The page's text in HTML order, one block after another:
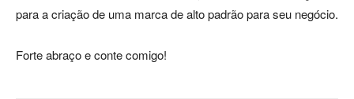
para a criação de uma marca de alto padrão para seu negócio.
Forte abraço e conte comigo!